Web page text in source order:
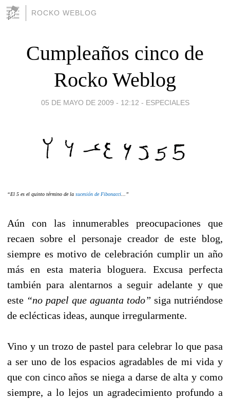
ROCKO WEBLOG
Cumpleaños cinco de
Rocko Weblog
05 DE MAYO DE 2009 - 12:12 - ESPECIALES
“El 5 es el quinto término de la sucesión de Fibonacci ...”
Aún con las innumerables preocupaciones que
recaen sobre el personaje creador de este blog,
siempre es motivo de celebración cumplir un año
más en esta materia bloguera. Excusa perfecta
también para alentarnos a seguir adelante y que
este “no papel que aguanta todo” siga nutriéndose
de eclécticas ideas, aunque irregularmente.
Vino y un trozo de pastel para celebrar lo que pasa
a ser uno de los espacios agradables de mi vida y
que con cinco años se niega a darse de alta y como
siempre, a lo lejos un agradecimiento profundo a